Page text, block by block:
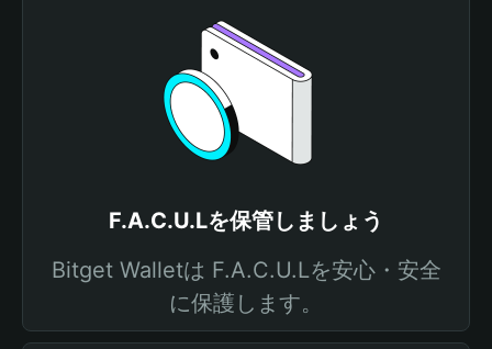
F.A.C.U.Lを保管しましょう
Bitget Walletは F.A.C.U.Lを安心・安全
に保護します。